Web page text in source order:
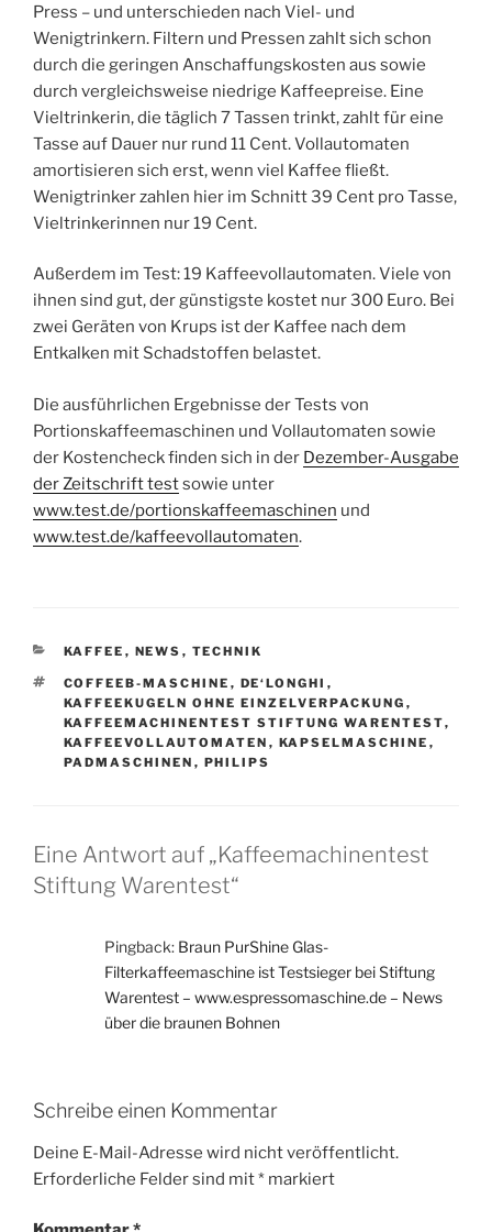
Press – und unterschieden nach Viel- und
Wenigtrinkern. Filtern und Pressen zahlt sich schon
durch die geringen Anschaffungskosten aus sowie
durch vergleichsweise niedrige Kaffeepreise. Eine
Vieltrinkerin, die täglich 7 Tassen trinkt, zahlt für eine
Tasse auf Dauer nur rund 11 Cent. Vollautomaten
amortisieren sich erst, wenn viel Kaffee fließt.
Wenigtrinker zahlen hier im Schnitt 39 Cent pro Tasse,
Vieltrinkerinnen nur 19 Cent.
Außerdem im Test: 19 Kaffeevollautomaten. Viele von
ihnen sind gut, der günstigste kostet nur 300 Euro. Bei
zwei Geräten von Krups ist der Kaffee nach dem
Entkalken mit Schadstoffen belastet.
Die ausführlichen Ergebnisse der Tests von
Portionskaffeemaschinen und Vollautomaten sowie
der Kostencheck finden sich in der Dezember-Ausgabe
der Zeitschrift testsowie unter
www.test.de/portionskaffeemaschinen und
www.test.de/kaffeevollautomaten.
KATEGORIEN
KAFFEE , NEWS , TECHNIK
SCHLAGWÖRTER
COFFEEB-MASCHINE , DE‘LONGHI ,
KAFFEEKUGELN OHNE EINZELVERPACKUNG ,
KAFFEEMACHINENTEST STIFTUNG WARENTEST,
KAFFEEVOLLAUTOMATEN , KAPSELMASCHINE ,
PADMASCHINEN , PHILIPS
Eine Antwort auf „Kaffeemachinentest
Stiftung Warentest“
Pingback: Braun PurShine Glas-
Filterkaffeemaschine ist Testsieger bei Stiftung
Warentest – www.espressomaschine.de – News
über die braunen Bohnen
Schreibe einen Kommentar
Deine E-Mail-Adresse wird nicht veröffentlicht.
Erforderliche Felder sind mit* markiert